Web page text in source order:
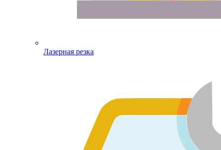
Лазерная резка